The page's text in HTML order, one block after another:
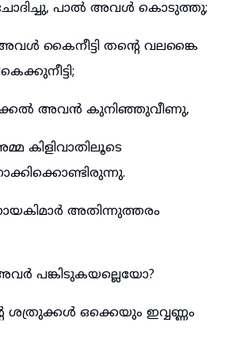
പാൽ അവൾ കൊടുത്തു;
അവൾ കൈനീട്ടി തന്റെ വലങ്കൈ
അവൻ കുനിഞ്ഞുവീണു,
കിളിവാതിലൂടെ
അതിന്നുത്തരം
പങ്കിടുകയല്ലെയോ?
ശത്രുക്കൾ ഒക്കെയും ഇവ്വണ്ണം